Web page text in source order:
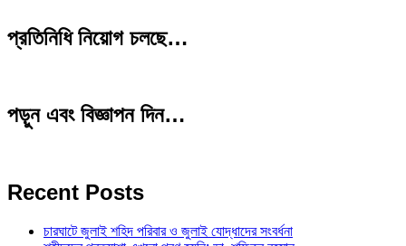
প্রতিনিধি নিয়োগ চলছে…
পড়ুন এবং বিজ্ঞাপন দিন…
Recent Posts
চারঘাটে জুলাই শহিদ পরিবার ও জুলাই যোদ্ধাদের সংবর্ধনা